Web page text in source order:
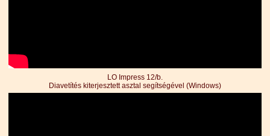
LO Impress 12/b.
Diavetítés kiterjesztett asztal segítségével (Windows)